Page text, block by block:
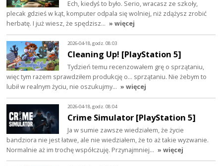
Ech, kiedyś to było. Serio, wracasz ze szkoły,
plecak gdzieś w kąt, komputer odpala się wolniej, niż zdążysz zrobić
herbatę. I już wiesz, że spędzisz… » więcej
2026-04-18, godz. 08:03
Cleaning Up! [PlayStation 5]
Tydzień temu recenzowałem grę o sprzątaniu,
więc tym razem sprawdziłem produkcję o... sprzątaniu. Nie żebym to
lubił w realnym życiu, nie oszukujmy… » więcej
2026-04-18, godz. 08:04
Crime Simulator [PlayStation 5]
Ja w sumie zawsze wiedziałem, że życie
bandziora nie jest łatwe, ale nie wiedziałem, że to aż takie wyzwanie.
Normalnie aż im trochę współczuję. Przynajmniej… » więcej